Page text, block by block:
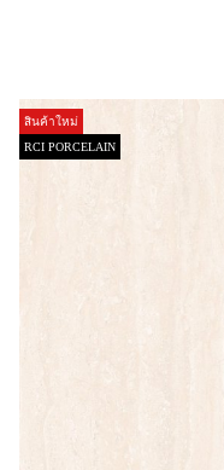
สินค้าใหม่
RCI PORCELAIN